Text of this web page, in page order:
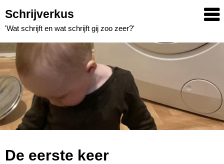
to
content
Schrijverkus
'Wat schrijft en wat schrijft gij zoo zeer?'
De eerste keer